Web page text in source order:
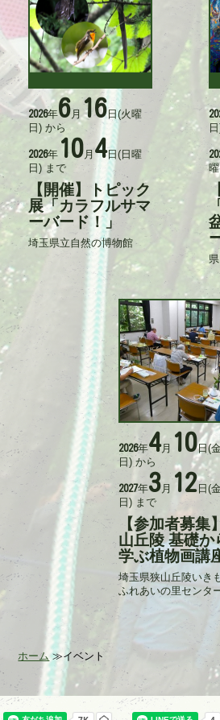
活
動 2026年6月 16 日(火曜
日) から
2026年 10月 4日(日曜
日) まで
タ
イ
ト
【開催】トピック
展「カラフルサマ
ーバード！」
入
埼玉県立自然の博物館
日
イ
記
事
入
力
者
県
活
2026年4月 10日(
日) から
2027年3月 12日(
日) まで
ル
【参加者募集
山丘陵 基礎か
学ぶ植物画講
力
埼玉県狭山丘陵いき
ふれあいの里センタ
ホーム イベント